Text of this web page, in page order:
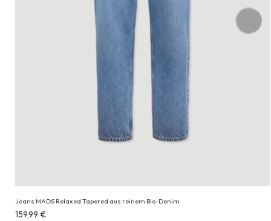
Jeans MADS Relaxed Tapered aus reinem Bio-Denim
Erhältlich
159,99 €